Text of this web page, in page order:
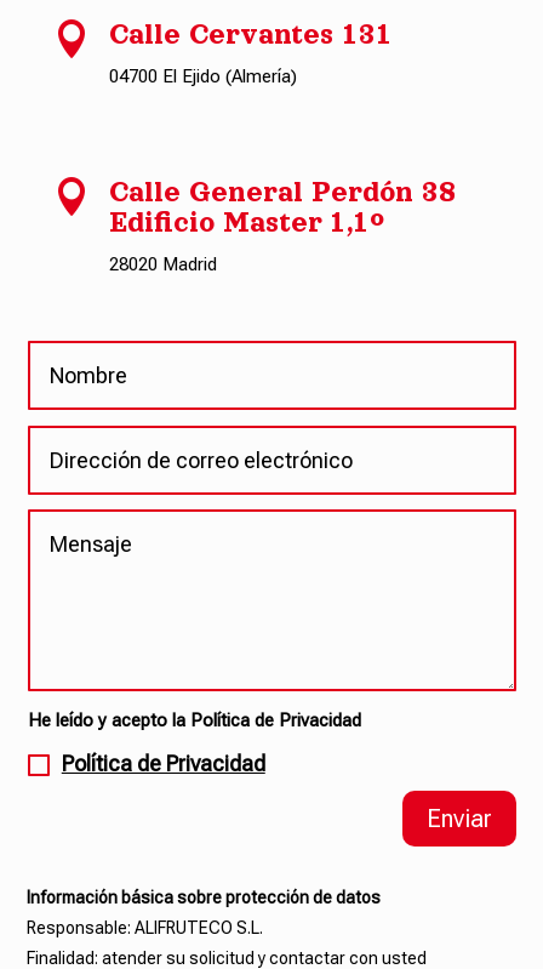
 Calle Cervantes 131
04700 El Ejido (Almería)

Calle General Perdón 38
Edificio Master 1,1º
28020 Madrid
He leído y acepto la Política de Privacidad
Política de Privacidad
Enviar
Información básica sobre protección de datos
Responsable: ALIFRUTECO S.L.
Finalidad: atender su solicitud y contactar con usted